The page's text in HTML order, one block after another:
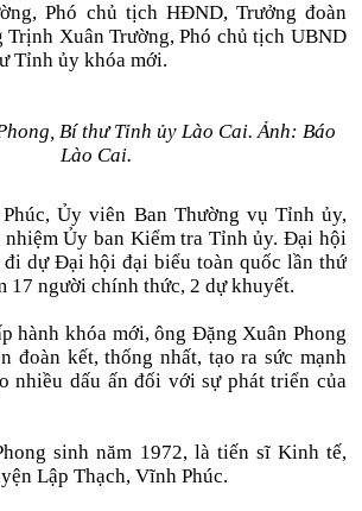
Phó chủ tịch HĐND, Trưởng đoàn
Xuân Trường, Phó chủ tịch UBND
Tỉnh ủy khóa mới.
Bí thư Tỉnh ủy Lào Cai. Ảnh: Báo
Lào Cai.
Ủy viên Ban Thường vụ Tỉnh ủy,
nhiệm Ủy ban Kiểm tra Tỉnh ủy. Đại hội
đi dự Đại hội đại biểu toàn quốc lần thứ
17 người chính thức, 2 dự khuyết.
hành khóa mới, ông Đặng Xuân Phong
đoàn kết, thống nhất, tạo ra sức mạnh
nhiều dấu ấn đối với sự phát triển của
sinh năm 1972, là tiến sĩ Kinh tế,
Lập Thạch, Vĩnh Phúc.